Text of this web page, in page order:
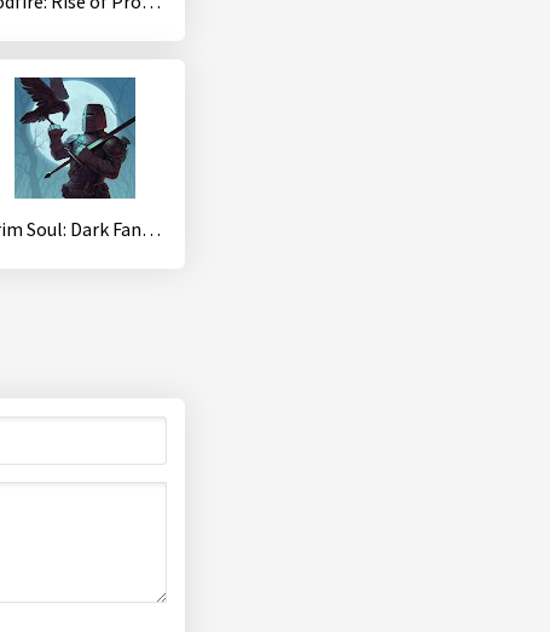
Grim Soul: Dark Fantasy Survival